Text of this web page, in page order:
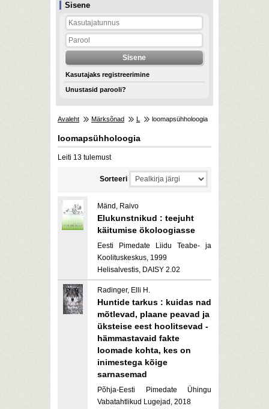
Sisene
Kasutajaks registreerimine
Unustasid parooli?
Avaleht Märksõnad L loomapsühholoogia
loomapsühholoogia
Leiti 13 tulemust
Sorteeri
Mänd, Raivo
Elukunstnikud : teejuht
käitumise ökoloogiasse
Eesti Pimedate Liidu Teabe- ja
Koolituskeskus, 1999
Helisalvestis, DAISY 2.02
Radinger, Elli H.
Huntide tarkus : kuidas nad
mõtlevad, plaane peavad ja
üksteise eest hoolitsevad -
hämmastavaid fakte
loomade kohta, kes on
inimestega kõige
sarnasemad
Põhja-Eesti Pimedate Ühingu
Vabatahtlikud Lugejad, 2018